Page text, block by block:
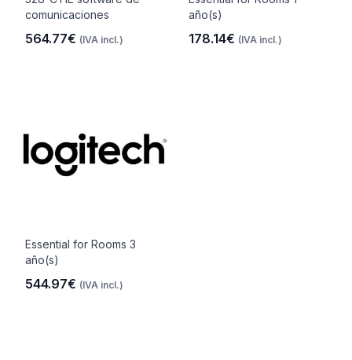
comunicaciones
564.77€ (IVA incl.)
año(s)
178.14€ (IVA incl.)
Essential for Rooms 3
año(s)
544.97€ (IVA incl.)